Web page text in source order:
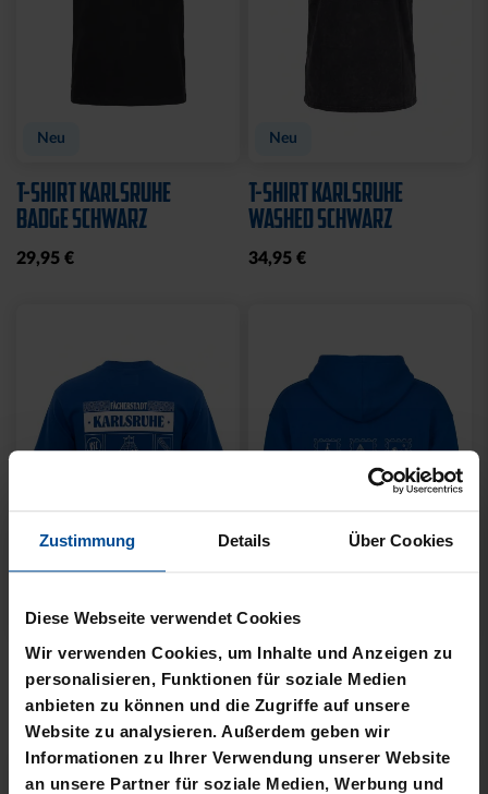
Zustimmung Details Über Cookies
Diese Webseite verwendet Cookies
Wir verwenden Cookies, um Inhalte und Anzeigen zu
personalisieren, Funktionen für soziale Medien
anbieten zu können und die Zugriffe auf unsere
Website zu analysieren. Außerdem geben wir
Informationen zu Ihrer Verwendung unserer Website
an unsere Partner für soziale Medien, Werbung und
Neu
T-SHIRT KARLSRUHE
BADGE SCHWARZ
29,95 €
Neu
T-SHIRT KARLSRUHE
WASHED SCHWARZ
34,95 €
Neu
T-SHIRT STADTMOMENTE
29,95 €
Neu
HOODIE STADTMOMENTE
59,95 €